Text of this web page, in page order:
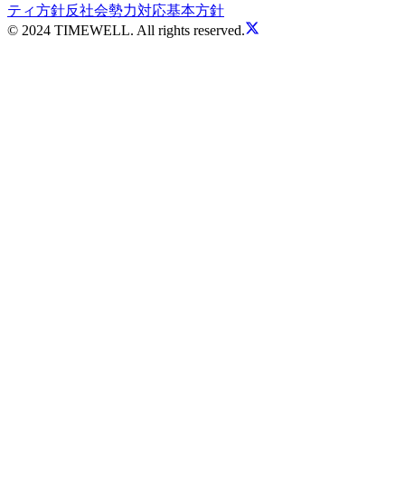
ティ方針反社会勢力対応基本方針
© 2024 TIMEWELL. All rights reserved.